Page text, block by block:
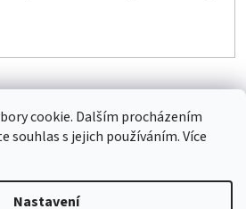
cookie. Dalším procházením
souhlas s jejich používáním. Více
Nastavení
Facebook